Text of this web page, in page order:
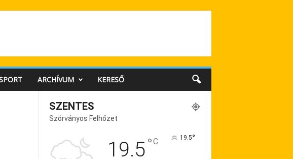
ARCHÍVUM KERESŐ
SZENTES
Szórványos Felhőzet
19.5°C 19.5°